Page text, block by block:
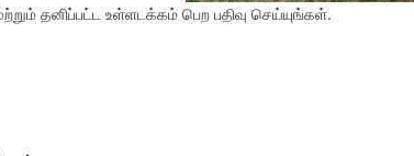
தனிப்பட்ட உள்ளடக்கம் பெற பதிவு செய்யுங்கள்.